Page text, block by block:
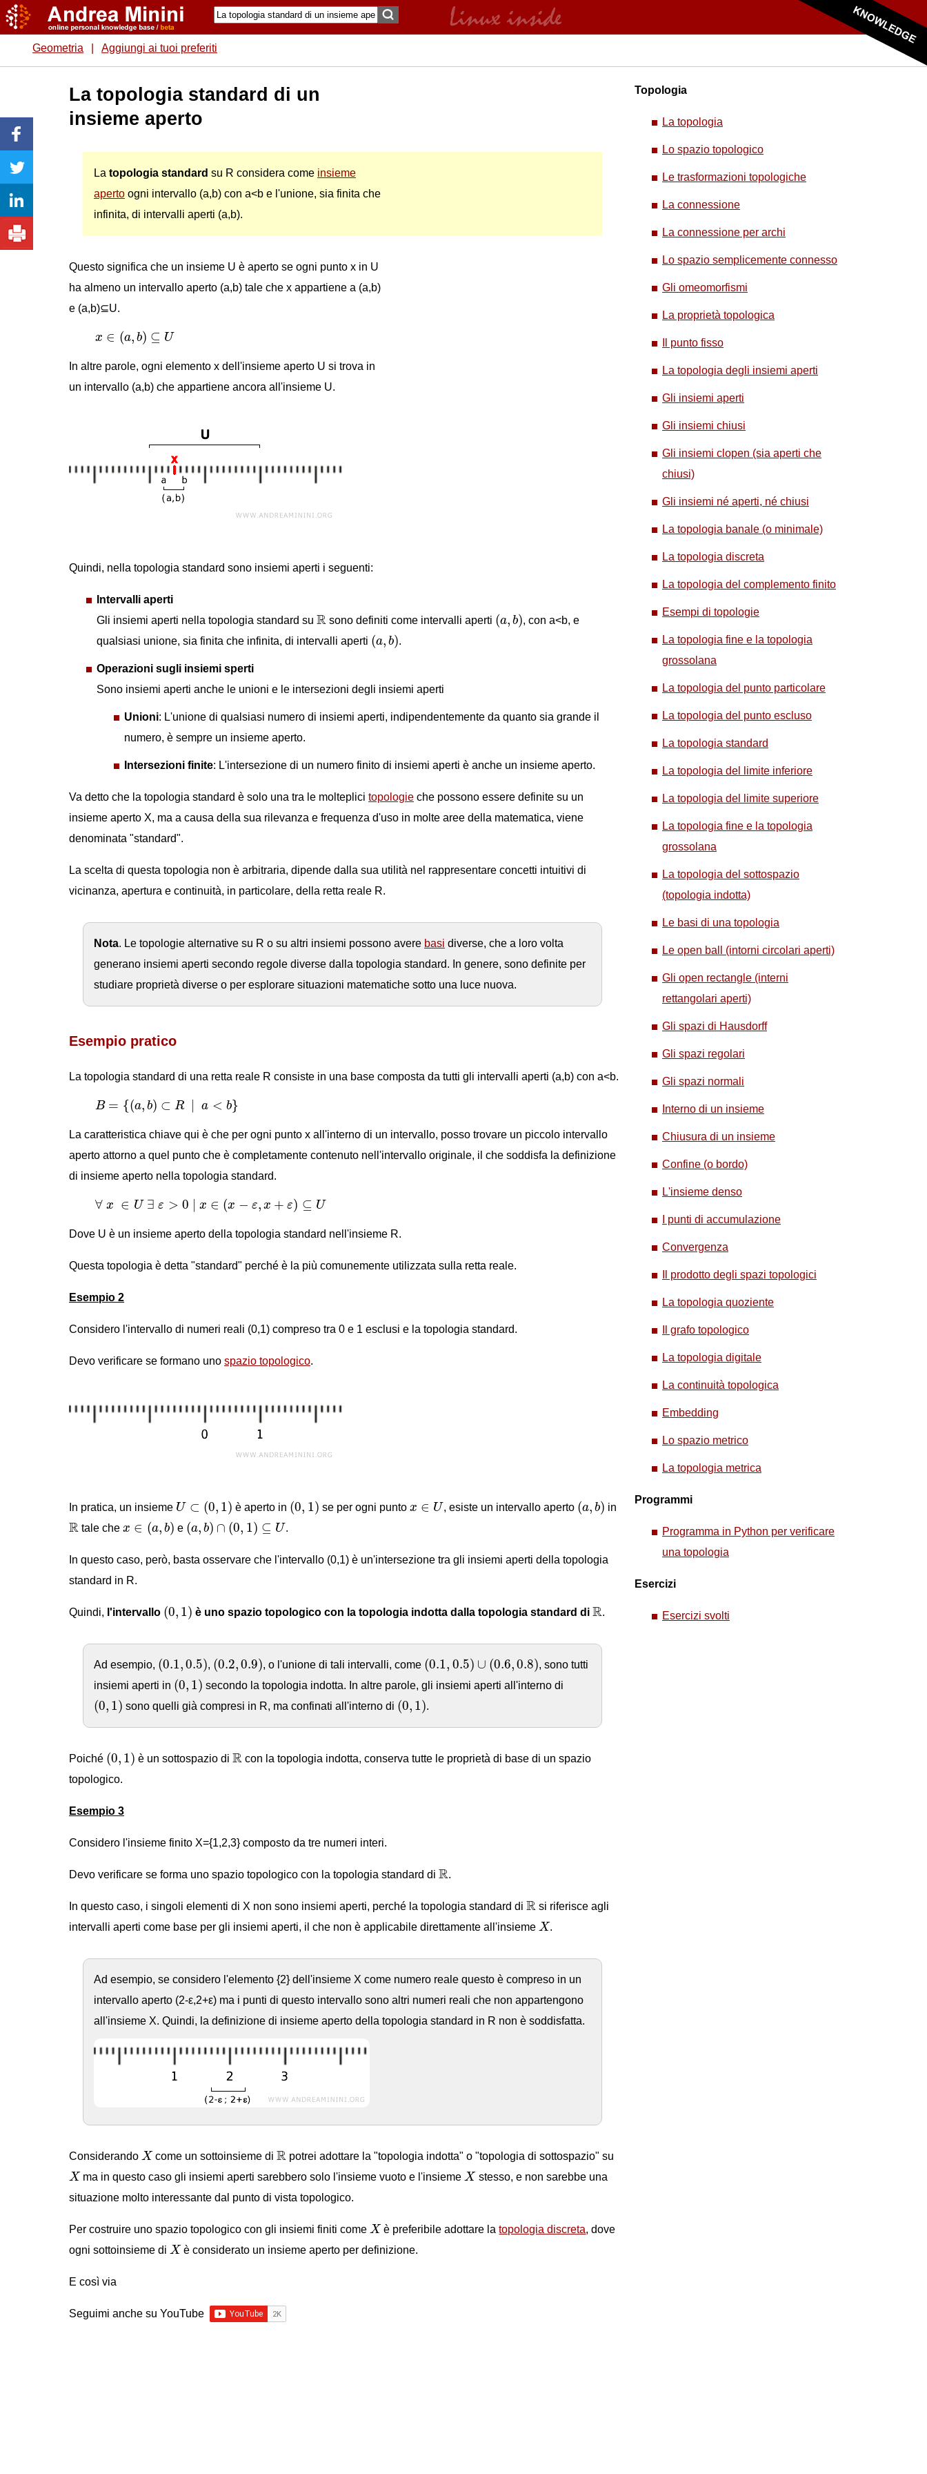
Geometria Aggiungi ai tuoi preferiti
La topologia standard di un
insieme aperto
La topologia standard su R considera come insieme
aperto ogni intervallo (a,b) con a<b e l'unione, sia finita che
infinita, di intervalli aperti (a,b).
Questo significa che un insieme U è aperto se ogni punto x in U
ha almeno un intervallo aperto (a,b) tale che x appartiene a (a,b)
e (a,b)⊆U.
x ∈ (a, b) ⊆ U
( b) ⊆U
In altre parole, ogni elemento x dell'insieme aperto U si trova in
un intervallo (a,b) che appartiene ancora all'insieme U.
Quindi, nella topologia standard sono insiemi aperti i seguenti:
Intervalli aperti
Gli insiemi aperti nella topologia standard su R
R sono definiti come intervalli aperti (a, b)
( b), con a<b, e
qualsiasi unione, sia finita che infinita, di intervalli aperti (a, b)
( b).
Operazioni sugli insiemi sperti
Sono insiemi aperti anche le unioni e le intersezioni degli insiemi aperti
Unioni: L'unione di qualsiasi numero di insiemi aperti, indipendentemente da quanto sia grande il
numero, è sempre un insieme aperto.
Intersezioni finite: L'intersezione di un numero finito di insiemi aperti è anche un insieme aperto.
Va detto che la topologia standard è solo una tra le molteplici topologie che possono essere definite su un
insieme aperto X, ma a causa della sua rilevanza e frequenza d'uso in molte aree della matematica, viene
denominata "standard".
La scelta di questa topologia non è arbitraria, dipende dalla sua utilità nel rappresentare concetti intuitivi di
vicinanza, apertura e continuità, in particolare, della retta reale R.
Nota. Le topologie alternative su R o su altri insiemi possono avere basi diverse, che a loro volta
generano insiemi aperti secondo regole diverse dalla topologia standard. In genere, sono definite per
studiare proprietà diverse o per esplorare situazioni matematiche sotto una luce nuova.
Esempio pratico
La topologia standard di una retta reale R consiste in una base composta da tutti gli intervalli aperti (a,b) con a<b.
B = {(a, b) ⊂ R | a < b}
={( b) R
La caratteristica chiave qui è che per ogni punto x all'interno di un intervallo, posso trovare un piccolo intervallo
aperto attorno a quel punto che è completamente contenuto nell'intervallo originale, il che soddisfa la definizione
di insieme aperto nella topologia standard.
∀ x ∈ U ∃ ε > 0 x ∈ (x − ε, x + ε) ⊆ U
x ∈ ε> 0 ∈ ) U
Dove U è un insieme aperto della topologia standard nell'insieme R.
Questa topologia è detta "standard" perché è la più comunemente utilizzata sulla retta reale.
Esempio 2
Considero l'intervallo di numeri reali (0,1) compreso tra 0 e 1 esclusi e la topologia standard.
Devo verificare se formano uno spazio topologico.
In pratica, un insieme U ⊂ (0, 1)
U⊂ 0,1 ) è aperto in (0, 1)
(0 1 ) se per ogni punto x ∈ U
∈U , esiste un intervallo aperto (a, b)
(a b) in
R
R tale che x ∈ (a, b)
a ) e (a, b) ∩ (0, 1) ⊆ U
(a b) ∩( 0,1 )⊆ U .
In questo caso, però, basta osservare che l'intervallo (0,1) è un'intersezione tra gli insiemi aperti della topologia
standard in R.
Quindi, l'intervallo (0, 1)
(0 1 ) è uno spazio topologico con la topologia indotta dalla topologia standard di R
R.
Ad esempio, (0.1,0.5)
(0.1 0.5), (0.2,0.9)
(0.2 0.9), o l'unione di tali intervalli, come (0.1, 0.5) ∪ (0.6,0.8)
(0.1 0.5) ∪ ( 0.6,0.8)
, sono tutti
insiemi aperti in (0, 1)
(0 1 ) secondo la topologia indotta. In altre parole, gli insiemi aperti all'interno di
(0, 1)
(0 1 ) sono quelli già compresi in R, ma confinati all'interno di (0, 1)
(0 1 ) .
Poiché (0, 1)
(0 1 ) è un sottospazio di R
R con la topologia indotta, conserva tutte le proprietà di base di un spazio
topologico.
Esempio 3
Considero l'insieme finito X={1,2,3} composto da tre numeri interi.
Devo verificare se forma uno spazio topologico con la topologia standard di R
R.
In questo caso, i singoli elementi di X non sono insiemi aperti, perché la topologia standard di R
R si riferisce agli
intervalli aperti come base per gli insiemi aperti, il che non è applicabile direttamente all'insieme X
X .
Ad esempio, se considero l'elemento {2} dell'insieme X come numero reale questo è compreso in un
intervallo aperto (2-ε,2+ε) ma i punti di questo intervallo sono altri numeri reali che non appartengono
all'insieme X. Quindi, la definizione di insieme aperto della topologia standard in R non è soddisfatta.
Considerando X
X come un sottoinsieme di R
R potrei adottare la "topologia indotta" o "topologia di sottospazio" su
X
X ma in questo caso gli insiemi aperti sarebbero solo l'insieme vuoto e l'insieme X
X stesso, e non sarebbe una
situazione molto interessante dal punto di vista topologico.
Per costruire uno spazio topologico con gli insiemi finiti come X
X è preferibile adottare latopologia discreta, dove
ogni sottoinsieme di X
X è considerato un insieme aperto per definizione.
E così via
Seguimi anche su YouTube
Topologia
La topologia
Lo spazio topologico
Le trasformazioni topologiche
La connessione
La connessione per archi
Lo spazio semplicemente connesso
Gli omeomorfismi
La proprietà topologica
Il punto fisso
La topologia degli insiemi aperti
Gli insiemi aperti
Gli insiemi chiusi
Gli insiemi clopen (sia aperti che
chiusi)
Gli insiemi né aperti, né chiusi
La topologia banale (o minimale)
La topologia discreta
La topologia del complemento finito
Esempi di topologie
La topologia fine e la topologia
grossolana
La topologia del punto particolare
La topologia del punto escluso
La topologia standard
La topologia del limite inferiore
La topologia del limite superiore
La topologia fine e la topologia
grossolana
La topologia del sottospazio
(topologia indotta)
Le basi di una topologia
Le open ball (intorni circolari aperti)
Gli open rectangle (interni
rettangolari aperti)
Gli spazi di Hausdorff
Gli spazi regolari
Gli spazi normali
Interno di un insieme
Chiusura di un insieme
Confine (o bordo)
L'insieme denso
I punti di accumulazione
Convergenza
Il prodotto degli spazi topologici
La topologia quoziente
Il grafo topologico
La topologia digitale
La continuità topologica
Embedding
Lo spazio metrico
La topologia metrica
Programmi
Programma in Python per verificare
una topologia
Esercizi
Esercizi svolti